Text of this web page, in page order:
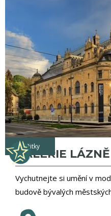
zážitky
GALERIE
Vychutnejte si umění v
budově bývalých